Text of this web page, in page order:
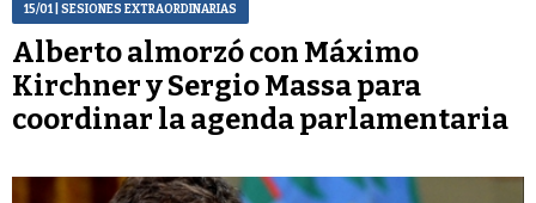
15/01| SESIONES EXTRAORDINARIAS
Alberto almorzó con Máximo
Kirchner y Sergio Massa para
coordinar la agenda parlamentaria